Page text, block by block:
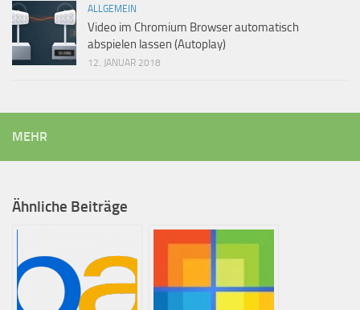
ALLGEMEIN
Video im Chromium Browser automatisch
abspielen lassen (Autoplay)
12. JANUAR 2018
MEHR
Ähnliche Beiträge